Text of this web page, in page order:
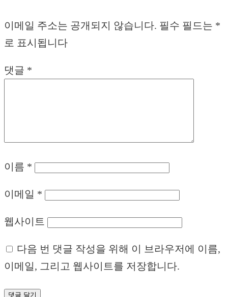
이메일 주소는 공개되지 않습니다. 필수 필드는 *
로 표시됩니다
댓글 *
이름 *
이메일 *
웹사이트
다음 번 댓글 작성을 위해 이 브라우저에 이름,
이메일, 그리고 웹사이트를 저장합니다.